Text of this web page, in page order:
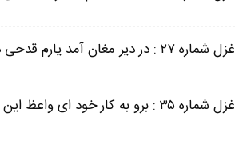
غزل شماره ۲۷ : در دیر مغان آمد یارم قدحی در دست
غزل شماره ۳۵ : برو به کار خود ای واعظ این چه فریادست